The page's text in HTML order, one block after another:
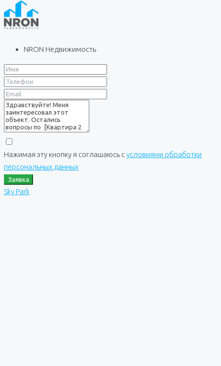
NRON Недвижимость
Нажимая эту кнопку я соглашаюсь сусловиями обработки
персональных данных
Заявка
Sky Park